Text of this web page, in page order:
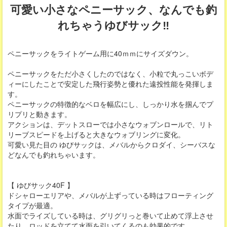
可愛い小さなペニーサック、なんでも釣
れちゃうゆびサック‼
ペニーサックをライトゲーム用に40ｍｍにサイズダウン。
ペニーサックをただ小さくしたのではなく、小粒で丸っこいボデ
ィーにしたことで安定した飛行姿勢と優れた遠投性能を発揮しま
す。
ペニーサックの特徴的なベロを幅広にし、しっかり水を掴んでプ
リプリと動きます。
アクションは、デットスローでは小さなウォブンロールで、リト
リーブスピードを上げると大きなウォブリングに変化。
可愛い見た目の ゆびサックは、メバルからクロダイ、シーバスな
どなんでも釣れちゃいます。
【 ゆびサック40F 】
ドシャローエリアや、メバルが上ずっている時はフローティング
タイプが最適。
水面でライズしている時は、グリグリっと巻いて止めて浮上させ